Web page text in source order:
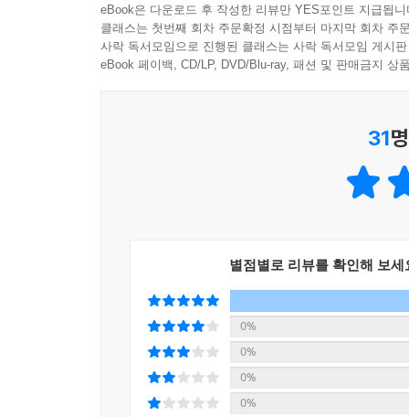
스케이트를 타느라, 크리스마스트리를 꾸미느라,
올리고 ‘크리스마스 카드’ 칵테일을 저어 아늑
곁들인다면 더욱 완벽한 선택이 될 것이다.
크리스마스 시즌 ‘홈 바(Home Bar)’ 만들기의 모든
싶다면, 이 책에 소개된 ‘최고의 크리스마스 칵
필요한 재료와 도구는 물론 바닐라 시럽, 피칸 시
시대를 초월한 명반과 칵테일의 환상적인 조합,
크리스마스 컬렉션인 이 책은 선물하기에도 훌
eBook은 다운로드 후 작성한 리뷰만 YES포인트 지급됩니
클래스는 첫번째 회차 주문확정 시점부터 마지막 회차 주
사락 독서모임으로 진행된 클래스는 사락 독서모임 게시
eBook 페이백, CD/LP, DVD/Blu-ray, 패션 및 판매금지 상
31
별점별로 리뷰를 확인해 보세
0%
0%
0%
0%